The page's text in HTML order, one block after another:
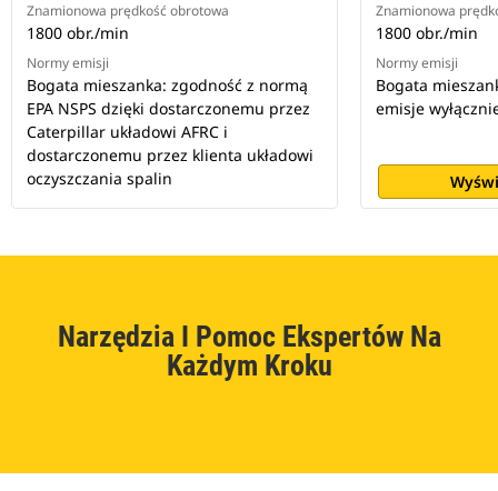
Znamionowa prędkość obrotowa
1800 obr./min
Normy emisji
Bogata mieszanka: zgodność z normą
EPA NSPS dzięki dostarczonemu przez
Caterpillar układowi AFRC i
dostarczonemu przez klienta układowi
oczyszczania spalin
Znamionowa
1800 obr./min
Normy emisji
Bogata
emisje
Narzędzia I Pomoc Ekspertów Na
Każdym Kroku